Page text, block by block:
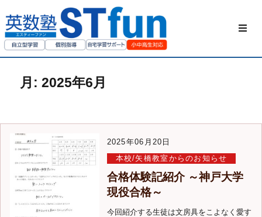
HOME
私たちについて
ご家庭の方へ
月:2025年6月
2025年06月20日
本校/矢橋教室からのお知らせ
合格体験記紹介 ～神戸大学
現役合格～
今回紹介する生徒は文房具をこよなく愛す